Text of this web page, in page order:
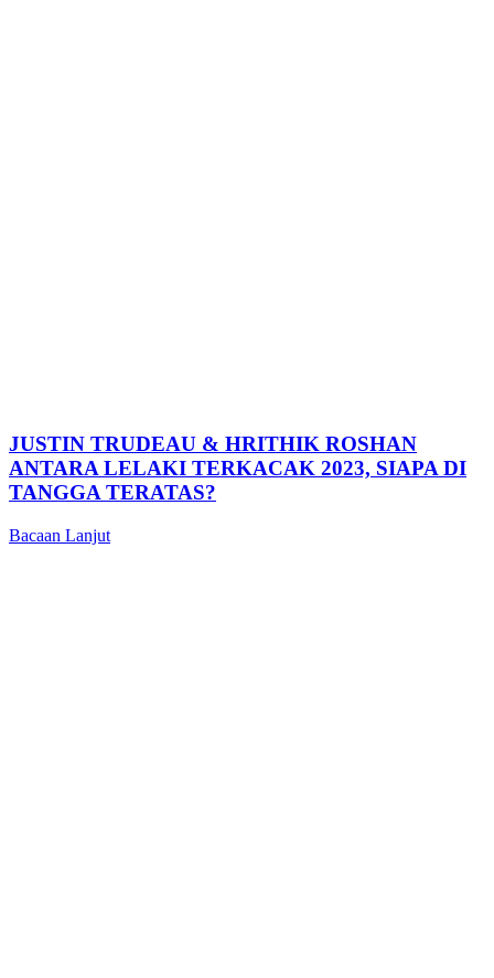
JUSTIN TRUDEAU & HRITHIK ROSHAN
ANTARA LELAKI TERKACAK 2023, SIAPA DI
TANGGA TERATAS?
Bacaan Lanjut